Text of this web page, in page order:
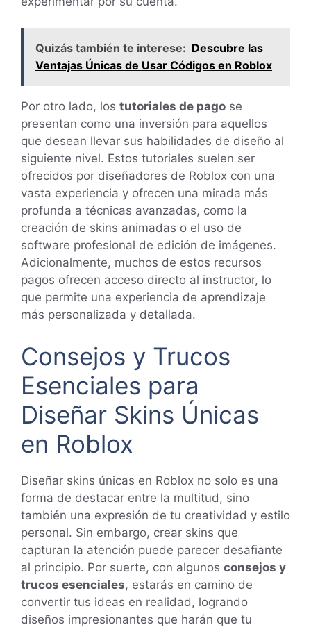
Quizás también te interese: Descubre las
Ventajas Únicas de Usar Códigos en Roblox
Por otro lado, los tutoriales de pago se
presentan como una inversión para aquellos
que desean llevar sus habilidades de diseño al
siguiente nivel. Estos tutoriales suelen ser
ofrecidos por diseñadores de Roblox con una
vasta experiencia y ofrecen una mirada más
profunda a técnicas avanzadas, como la
creación de skins animadas o el uso de
software profesional de edición de imágenes.
Adicionalmente, muchos de estos recursos
pagos ofrecen acceso directo al instructor, lo
que permite una experiencia de aprendizaje
más personalizada y detallada.
Consejos y Trucos
Esenciales para
Diseñar Skins Únicas
en Roblox
Diseñar skins únicas en Roblox no solo es una
forma de destacar entre la multitud, sino
también una expresión de tu creatividad y estilo
personal. Sin embargo, crear skins que
capturan la atención puede parecer desafiante
al principio. Por suerte, con algunos consejos y
trucos esenciales, estarás en camino de
convertir tus ideas en realidad, logrando
diseños impresionantes que harán que tu